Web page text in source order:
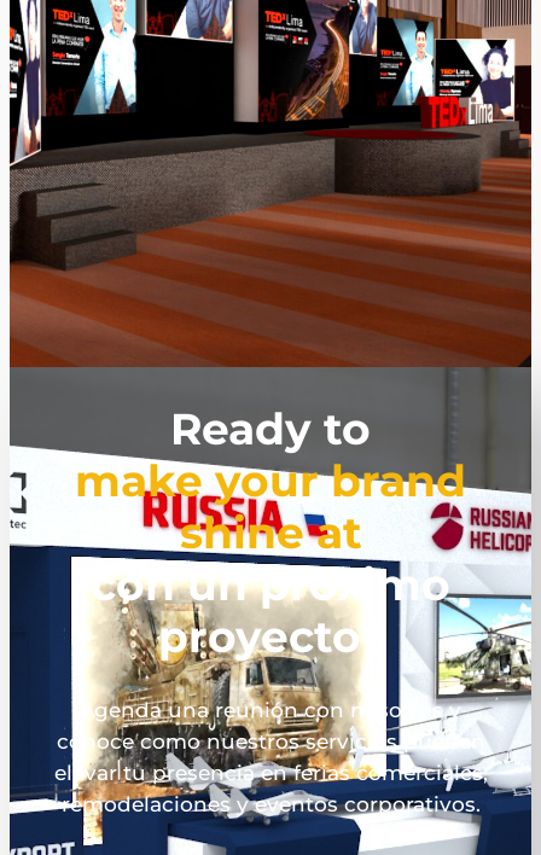
Ready to
make your brand
shine at
con un próximo
proyecto?
Agenda una reunión con nosotros y
conoce como nuestros servicios pueden
elevar tu presencia en ferias comerciales,
remodelaciones y eventos corporativos.